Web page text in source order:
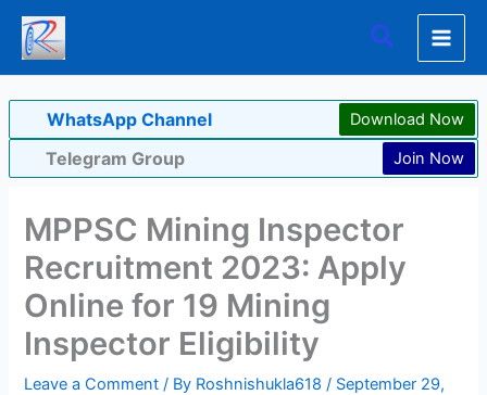
Skip
content
Search
WhatsApp Channel Download Now
Telegram Group Join Now
MPPSC Mining Inspector
Recruitment 2023: Apply
Online for 19 Mining
Inspector Eligibility
Leave a Comment / By Roshnishukla618/ September 29,